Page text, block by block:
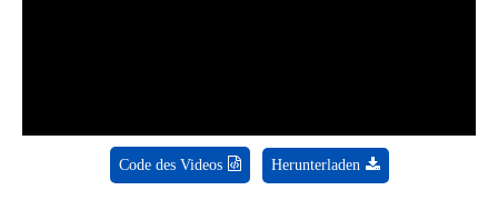
Code des Videos Herunterladen